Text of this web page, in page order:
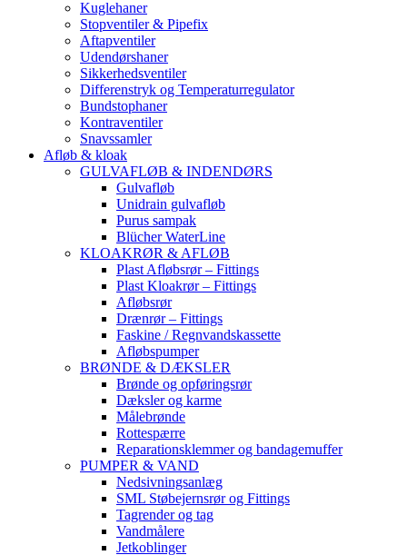
Kuglehaner
Stopventiler & Pipefix
Aftapventiler
Udendørshaner
Sikkerhedsventiler
Differenstryk og Temperaturregulator
Bundstophaner
Kontraventiler
Snavssamler
Afløb & kloak
GULVAFLØB & INDENDØRS
Gulvafløb
Unidrain gulvafløb
Purus sampak
Blücher WaterLine
KLOAKRØR & AFLØB
Plast Afløbsrør – Fittings
Plast Kloakrør – Fittings
Afløbsrør
Drænrør – Fittings
Faskine / Regnvandskassette
Afløbspumper
BRØNDE & DÆKSLER
Brønde og opføringsrør
Dæksler og karme
Målebrønde
Rottespærre
Reparationsklemmer og bandagemuffer
PUMPER & VAND
Nedsivningsanlæg
SML Støbejernsrør og Fittings
Tagrender og tag
Vandmålere
Jetkoblinger